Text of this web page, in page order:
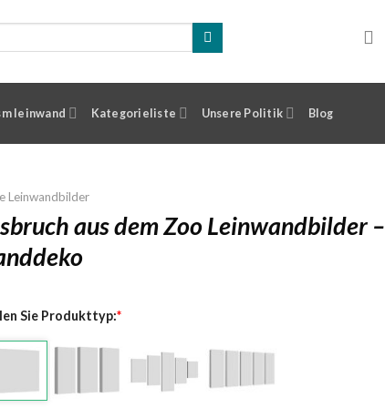
leinwand Kategorieliste Unsere Politik Blog
Leinwandbilder
aus dem Zoo Leinwandbilder –
Sie Produkttyp:*